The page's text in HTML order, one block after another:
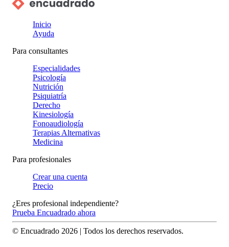
Inicio
Ayuda
Para consultantes
Especialidades
Psicología
Nutrición
Psiquiatría
Derecho
Kinesiología
Fonoaudiología
Terapias Alternativas
Medicina
Para profesionales
Crear una cuenta
Precio
¿Eres profesional independiente?
Prueba Encuadrado ahora
© Encuadrado 2026 | Todos los derechos reservados.